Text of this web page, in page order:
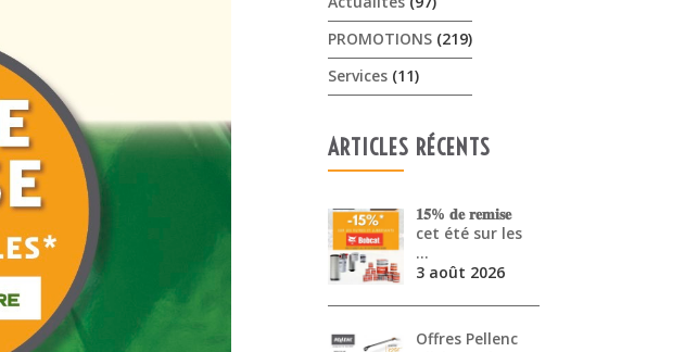
PROMOTIONS (219)
Services (11)
ARTICLES RÉCENTS
𝟏𝟓% 𝐝𝐞 𝐫𝐞𝐦𝐢𝐬𝐞
cet été sur les
…
3 août 2026
Offres Pellenc